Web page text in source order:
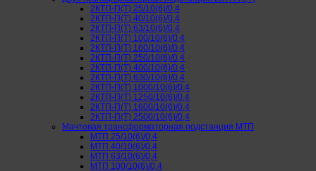
2КТП-П(Т) 25/10(6)/0,4
2КТП-П(Т) 40/10(6)/0,4
2КТП-П(Т) 63/10(6)/0,4
2КТП-П(Т) 100/10(6)/0,4
2КТП-П(Т) 160/10(6)/0,4
2КТП-П(Т) 250/10(6)/0,4
2КТП-П(Т) 400/10(6)/0,4
2КТП-П(Т) 630/10(6)/0,4
2КТП-П(Т) 1000/10(6)/0,4
2КТП-П(Т) 1250/10(6)/0,4
2КТП-П(Т) 1600/10(6)/0,4
2КТП-П(Т) 2500/10(6)/0,4
Мачтовая трансформаторная подстанция МТП
МТП 25/10(6)/0,4
МТП 40/10(6)/0,4
МТП 63/10(6)/0,4
МТП 100/10(6)/0,4